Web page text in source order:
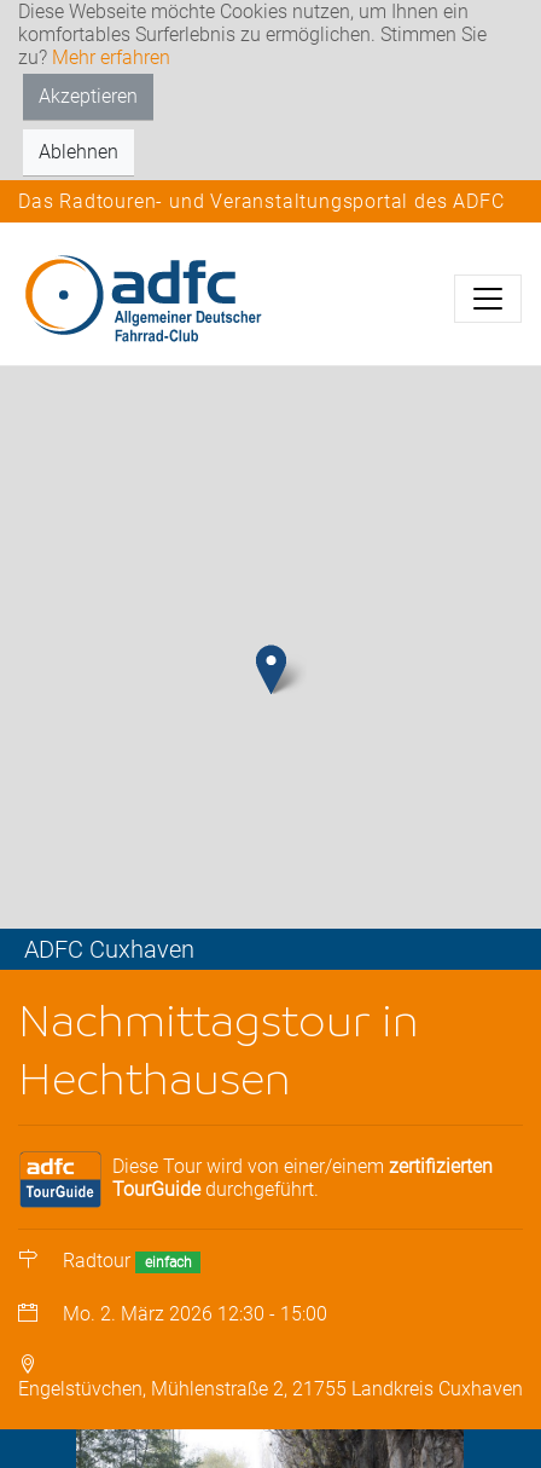
Diese Webseite möchte Cookies nutzen, um Ihnen ein
komfortables Surferlebnis zu ermöglichen. Stimmen Sie
zu? Mehr erfahren
Akzeptieren
Ablehnen
Das Radtouren- und Veranstaltungsportal des ADFC
ADFC Cuxhaven
Nachmittagstour in
Hechthausen
Diese Tour wird von einer/einem zertifizierten
TourGuidedurchgeführt.
Radtour einfach
Mo. 2. März 2026 12:30 - 15:00
Engelstüvchen, Mühlenstraße 2, 21755 Landkreis Cuxhaven